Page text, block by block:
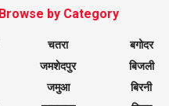
Browse by Category
चतरा
जमशेदपुर
जमुआ
बगोदर
बिजली
बिरनी